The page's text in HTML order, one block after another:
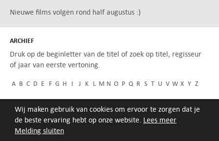
Melding sluiten
Wij maken gebruik van cookies om ervoor te zorgen dat je
de beste ervaring hebt op onze website. Lees meer
Nieuwe films volgen rond half augustus :)
ARCHIEF
Druk op de beginletter van de titel of zoek op titel, regisseur
of jaar van eerste vertoning.
A B C D E F G H I J K L M N O P Q R S T U V W X Y Z